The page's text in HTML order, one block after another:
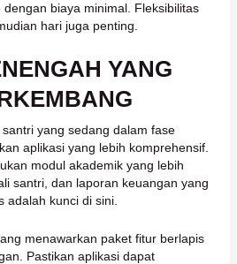
biaya minimal. Fleksibilitas
hari juga penting.
YANG
yang sedang dalam fase
aplikasi yang lebih komprehensif.
modul akademik yang lebih
santri, dan laporan keuangan yang
adalah kunci di sini.
menawarkan paket fitur berlapis
Pastikan aplikasi dapat